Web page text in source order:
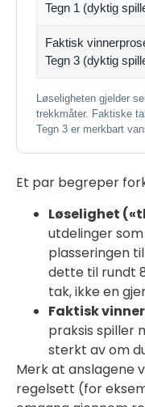
Tegn 1 (dyktig
Faktisk
Tegn 3 (dyktig
Løseligheten gjelder
trekkmåter. Faktiske
Tegn 3 er merkbart
Et par begreper
Løselighet
utdelinger
plasseringen
dette til rundt
tak, ikke en
Faktisk
praksis spiller
sterkt av om
Merk at anslagene
regelsett (for